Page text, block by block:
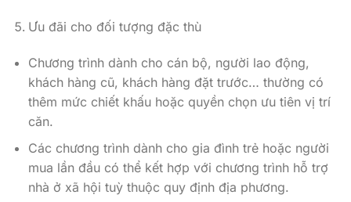
Ưu đãi cho đối tượng đặc thù
Chương trình dành cho cán bộ, người lao động,
khách hàng cũ, khách hàng đặt trước… thường có
thêm mức chiết khấu hoặc quyền chọn ưu tiên vị trí
căn.
Các chương trình dành cho gia đình trẻ hoặc người
mua lần đầu có thể kết hợp với chương trình hỗ trợ
nhà ở xã hội tuỳ thuộc quy định địa phương.